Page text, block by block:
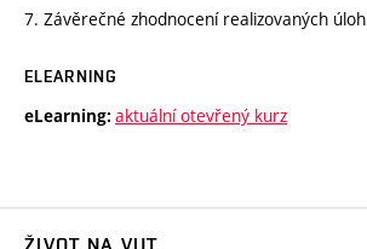
7. Závěrečné zhodnocení realizovaných úloh
ELEARNING
eLearning: aktuální otevřený kurz